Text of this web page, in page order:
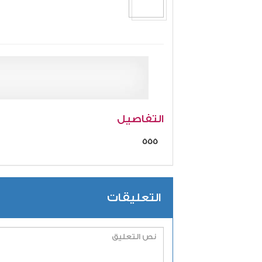
التفاصيل
555
التعليقات